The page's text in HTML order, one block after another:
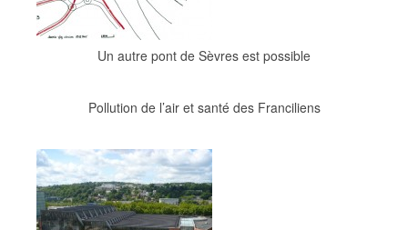
Un autre pont de Sèvres est possible
Pollution de l’air et santé des Franciliens